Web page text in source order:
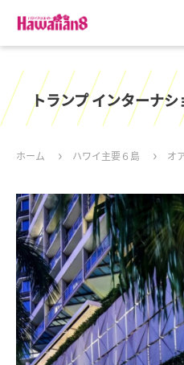
トランプ インターナ
ホーム ハワイ主要６島 オ